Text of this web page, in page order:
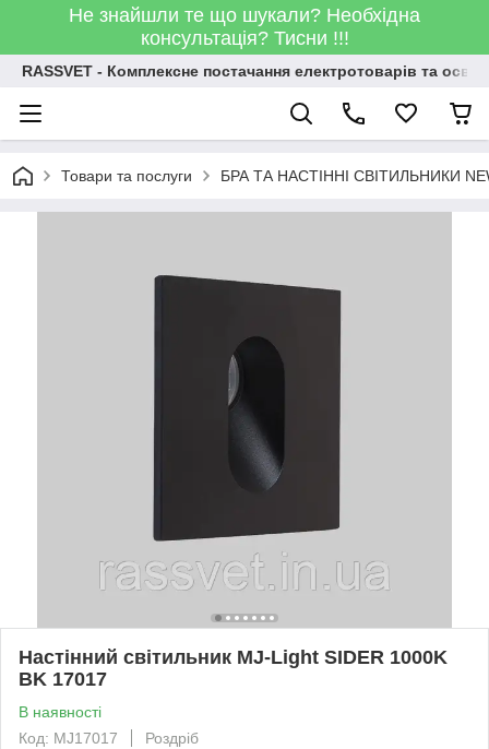
Не знайшли те що шукали? Необхідна
консультація? Тисни !!!
RASSVET - Комплексне постачання електротоварів та
Товари та послуги БРА ТА НАСТІННІ СВІТИЛЬНИКИ
Настінний світильник MJ-Light SIDER 1000K
BK 17017
В наявності
Код: MJ17017
Роздріб